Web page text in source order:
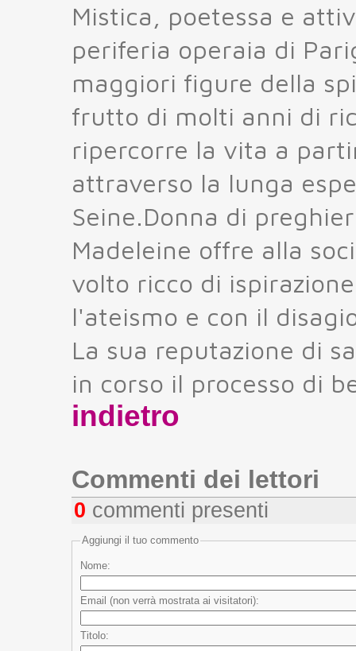
Mistica, poetessa e
periferia operaia di
maggiori figure della
frutto di molti anni di
ripercorre la vita a
attraverso la lunga
Seine.Donna di
Madeleine offre alla
volto ricco di
l'ateismo e con il
La sua reputazione di
in corso il processo di
indietro
Commenti dei lettori
0 commenti presenti
Aggiungi il tuo commento
Nome:
Email (non verrà mostrata ai visitatori):
Titolo: